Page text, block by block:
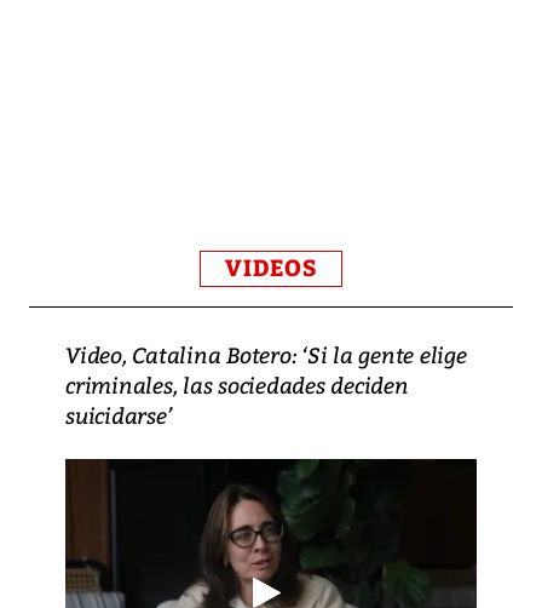
VIDEOS
Video, Catalina Botero: ‘Si la gente elige
criminales, las sociedades deciden
suicidarse’